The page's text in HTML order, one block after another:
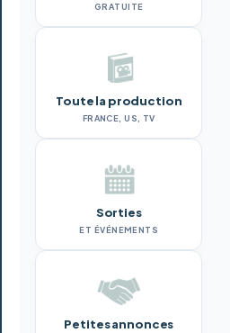
GRATUITE
Toute la production
FRANCE, US, TV
Sorties
ET ÉVÉNEMENTS
Petites annonces